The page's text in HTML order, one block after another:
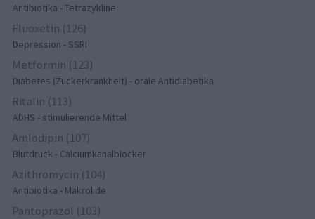
Antibiotika - Tetrazykline
Fluoxetin (126)
Depression - SSRI
Metformin (123)
Diabetes (Zuckerkrankheit) - orale Antidiabetika
Ritalin (113)
ADHS - stimulierende Mittel
Amlodipin (107)
Blutdruck - Calciumkanalblocker
Azithromycin (104)
Antibiotika - Makrolide
Pantoprazol (103)